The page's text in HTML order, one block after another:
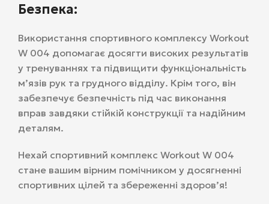
Безпека:
Використання спортивного комплексу Workout
W 004 допомагає досягти високих результатів
у тренуваннях та підвищити функціональність
м’язів рук та грудного відділу. Крім того, він
забезпечує безпечність під час виконання
вправ завдяки стійкій конструкції та надійним
деталям.
Нехай спортивний комплекс Workout W 004
стане вашим вірним помічником у досягненні
спортивних цілей та збереженні здоров’я!